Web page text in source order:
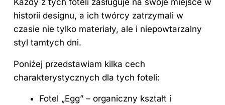
historii designu, a ich twórcy zatrzymali w
czasie nie tylko materiały, ale i niepowtarzalny
styl tamtych dni.
Poniżej przedstawiam kilka cech
charakterystycznych dla tych foteli:
Fotel „Egg” – organiczny kształt i